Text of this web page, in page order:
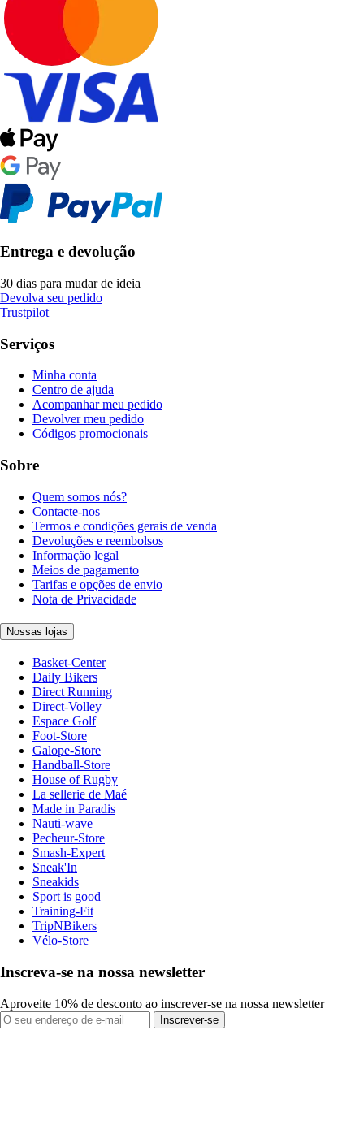
Entrega e devolução
30 dias para mudar de ideia
Devolva seu pedido
Trustpilot
Serviços
Minha conta
Centro de ajuda
Acompanhar meu pedido
Devolver meu pedido
Códigos promocionais
Sobre
Quem somos nós?
Contacte-nos
Termos e condições gerais de venda
Devoluções e reembolsos
Informação legal
Meios de pagamento
Tarifas e opções de envio
Nota de Privacidade
Nossas lojas
Basket-Center
Daily Bikers
Direct Running
Direct-Volley
Espace Golf
Foot-Store
Galope-Store
Handball-Store
House of Rugby
La sellerie de Maé
Made in Paradis
Nauti-wave
Pecheur-Store
Smash-Expert
Sneak'In
Sneakids
Sport is good
Training-Fit
TripNBikers
Vélo-Store
Inscreva-se na nossa newsletter
Aproveite 10% de desconto ao inscrever-se na nossa newsletter
Inscrever-se